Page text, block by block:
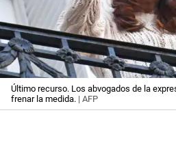
Último recurso. Los abvogados de la
frenar la medida. | AFP